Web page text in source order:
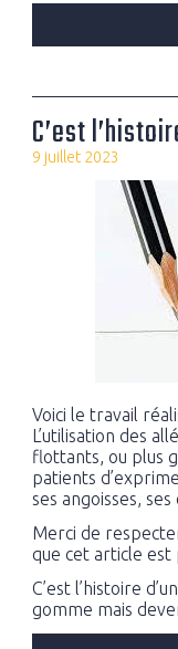
C’est
9 juillet 2023
Voici le travail
L’utilisation des
flottants, ou plus
patients
ses angoisses, ses
Merci de
que cet article est
C’est l’histoire
gomme mais